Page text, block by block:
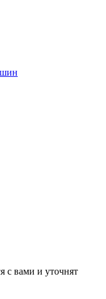
с вами и уточнят